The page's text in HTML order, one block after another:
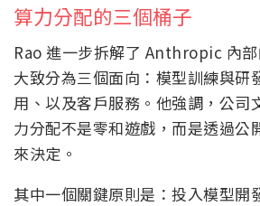
算力分配的三個桶子
Rao 進一步拆解了 Anthropic 內部
大致分為三個面向：模型訓練與研
用、以及客戶服務。他強調，公司
力分配不是零和遊戲，而是透過公
來決定。
其中一個關鍵原則是：投入模型開